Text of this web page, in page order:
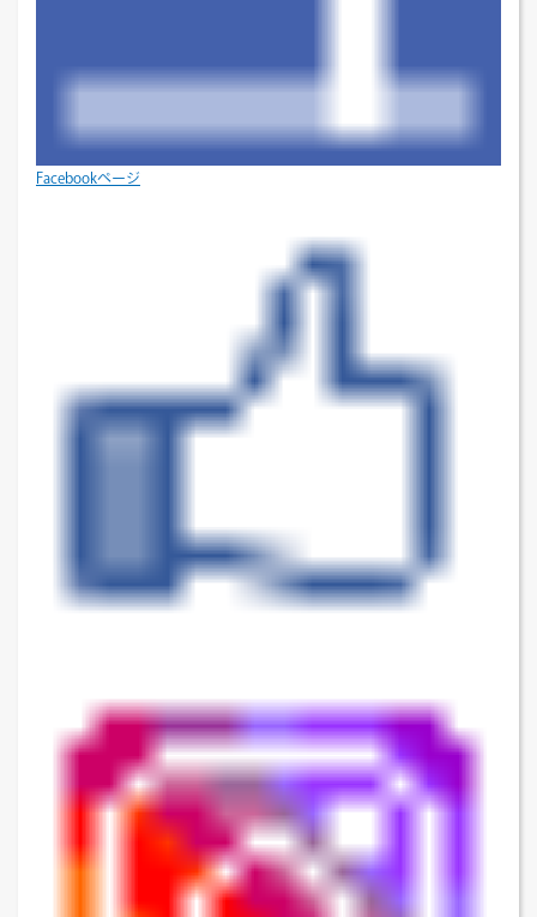
Facebookページ